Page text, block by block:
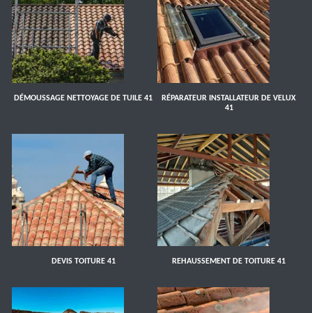
DÉMOUSSAGE NETTOYAGE DE TUILE 41
RÉPARATEUR INSTALLATEUR DE VELUX
41
DEVIS TOITURE 41 REHAUSSEMENT DE TOITURE 41